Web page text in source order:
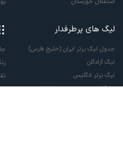
لیگ های پرطرفدار
جدول لیگ برتر ایران (خلیج فارس)
لیگ آزادگان
لیگ برتر انگلیس
لالیگا اسپانیا